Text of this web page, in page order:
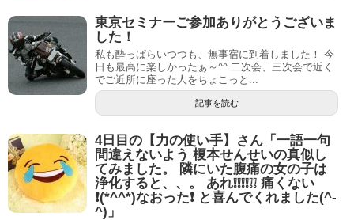
東京セミナーご参加ありがとうございま
した！
私も酔っぱらいつつも、無事宿に到着しました！ 今
日も最高に楽しかったぁ～^^ 二次会、三次会で近く
でご近所に座った人をちょこっと...
記事を読む
4日目の【力の使い手】さん「一語一句
間違えないよう 榎本せんせいの真似し
てみました。 隣にいた腹痛の女の子は
浄化すると、、。 あれ❕❕❕❕❕❕ 痛くない
❗(*^^*)なおった❗ と喜んでくれました(^-
^)」